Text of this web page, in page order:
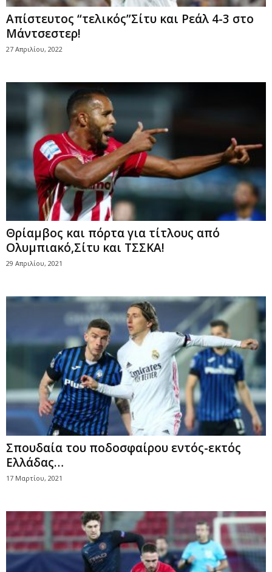
Απίστευτος “τελικός”Σίτυ και Ρεάλ 4-3 στο
Μάντσεστερ!
27 Απριλίου, 2022
Θρίαμβος και πόρτα για τίτλους από
Ολυμπιακό,Σίτυ και ΤΣΣΚΑ!
29 Απριλίου, 2021
Σπουδαία του ποδοσφαίρου εντός-εκτός
Ελλάδας…
17 Μαρτίου, 2021